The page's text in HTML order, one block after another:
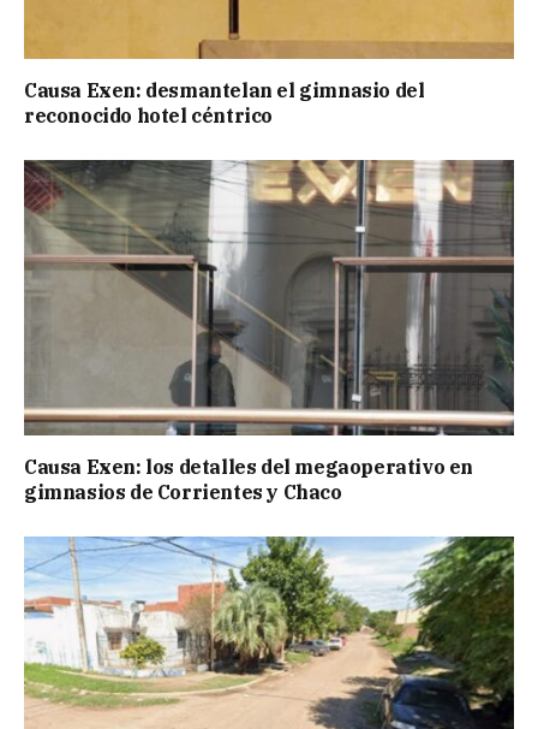
Causa Exen: desmantelan el gimnasio del
reconocido hotel céntrico
Causa Exen: los detalles del megaoperativo en
gimnasios de Corrientes y Chaco